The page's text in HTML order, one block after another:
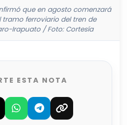
que en agosto comenzará
ferroviario del tren de
Irapuato / Foto: Cortesía
ESTA NOTA